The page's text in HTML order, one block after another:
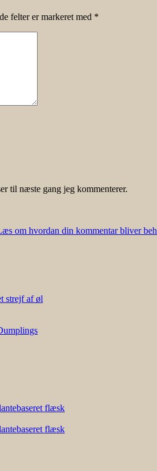
felter er markeret med *
til næste gang jeg kommenterer.
om hvordan din kommentar bliver
strejf af øl
flæsk
flæsk